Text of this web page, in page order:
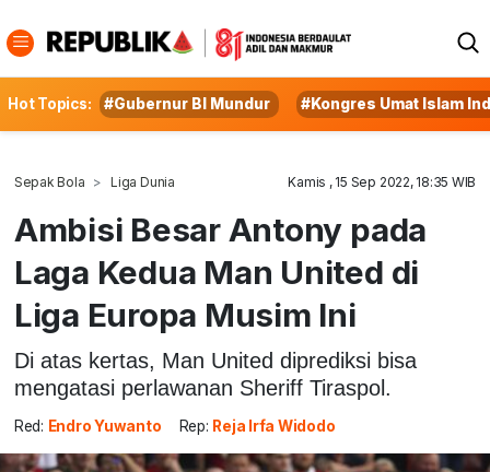
Hot Topics: #Gubernur BI Mundur #Kongres Umat Islam
Sepak Bola Liga Dunia Kamis , 15 Sep 2022, 18:35 WIB
Ambisi Besar Antony pada
Laga Kedua Man United di
Liga Europa Musim Ini
Di atas kertas, Man United diprediksi bisa
mengatasi perlawanan Sheriff Tiraspol.
Red: Endro Yuwanto Rep: Reja Irfa Widodo